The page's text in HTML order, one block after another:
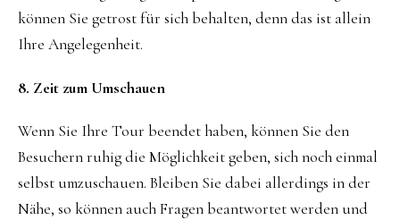
können Sie getrost für sich behalten, denn das ist allein
Ihre Angelegenheit.
8. Zeit zum Umschauen
Wenn Sie Ihre Tour beendet haben, können Sie den
Besuchern ruhig die Möglichkeit geben, sich noch einmal
selbst umzuschauen. Bleiben Sie dabei allerdings in der
Nähe, so können auch Fragen beantwortet werden und